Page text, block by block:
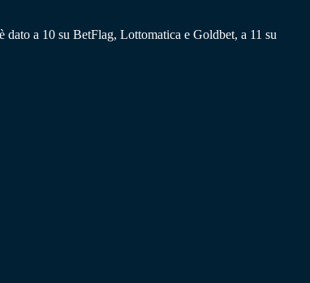
a 10 su BetFlag, Lottomatica e Goldbet, a 11 su